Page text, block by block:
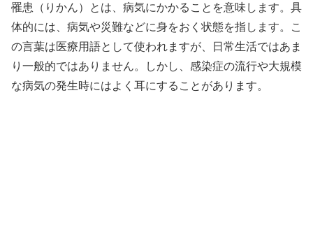
罹患（りかん）とは、病気にかかることを意味します。具
体的には、病気や災難などに身をおく状態を指します。こ
の言葉は医療用語として使われますが、日常生活ではあま
り一般的ではありません。しかし、感染症の流行や大規模
な病気の発生時にはよく耳にすることがあります。